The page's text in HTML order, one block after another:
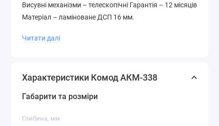
Висувні механізми – телескопічні Гарантія – 12 місяців
Матеріал – ламіноване ДСП 16 мм.
вибрати без доплати до вартості )
Читати далі
Характеристики Комод АКМ-338
Габарити та розміри
Глибина, мм